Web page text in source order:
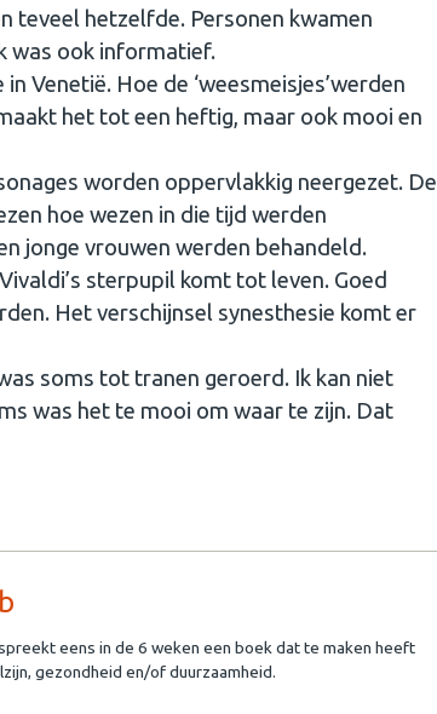
teveel hetzelfde. Personen kwamen
was ook informatief.
Venetië. Hoe de ‘weesmeisjes’werden
het tot een heftig, maar ook mooi en
worden oppervlakkig neergezet. De
hoe wezen in die tijd werden
jonge vrouwen werden behandeld.
sterpupil komt tot leven. Goed
Het verschijnsel synesthesie komt er
soms tot tranen geroerd. Ik kan niet
was het te mooi om waar te zijn. Dat
eens in de 6 weken een boek dat te maken heeft
gezondheid en/of duurzaamheid.